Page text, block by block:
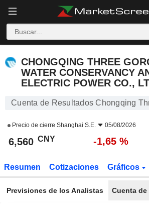
CHONGQING THREE
WATER CONSERVANCY
ELECTRIC POWER CO.,
Cuenta de Resultados Chongqing
Precio de cierre Shanghai S.E. 05/08/2026
6,560 CNY -1,65 %
Resumen Cotizaciones Gráficos
Previsiones de los Analistas Cuenta